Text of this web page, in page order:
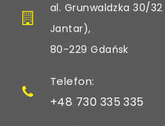
al. Grunwaldzka 30/32
Jantar),
80-229 Gdańsk
Telefon:
+48 730 335 335